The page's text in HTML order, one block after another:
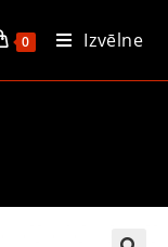
0 Izvēlne